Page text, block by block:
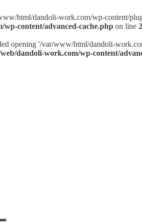
html/dandoli-work.com/wp-content/
content/advanced-cache.php on line
opening '/var/www/html/dandoli-
dandoli-work.com/wp-content/